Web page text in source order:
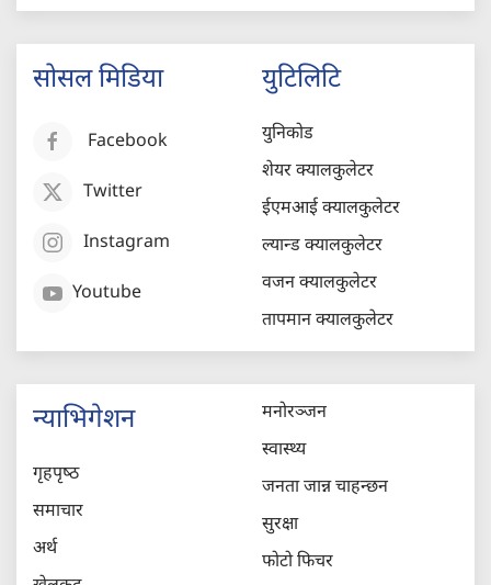
सोसल मिडिया
Facebook
Twitter
Instagram
Youtube
युटिलिटि
युनिकोड
शेयर क्यालकुलेटर
ईएमआई क्यालकुलेटर
ल्यान्ड क्यालकुलेटर
वजन क्यालकुलेटर
तापमान क्यालकुलेटर
न्याभिगेशन
गृहपृष्‍ठ
समाचार
अर्थ
मनोरञ्जन
स्वास्थ्य
जनता जान्न चाहन्छन
सुरक्षा
फोटो फिचर